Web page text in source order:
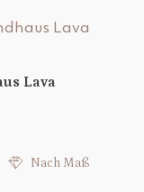
Lava
Nach Maß